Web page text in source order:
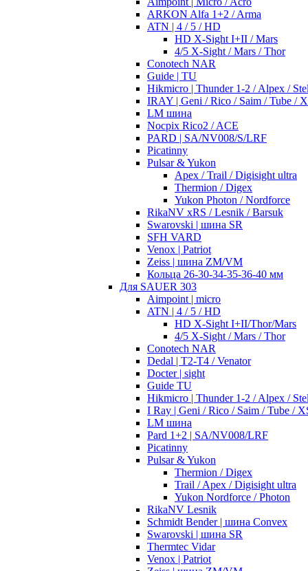
ARKON Alfa 1+2 / Arma
ATN | 4 / 5 / HD
HD X-Sight I+II / Mars
4/5 X-Sight / Mars / Thor
Conotech NAR
Guide | TU
Hikmicro | Thunder 1-2 / Alpex /
IRAY | Geni / Rico / Saim / Tube /
LM шина
Nocpix Rico2 / ACE
PARD | SA/NV008/S/LRF
Picatinny
Pulsar & Yukon
Apex / Trail / Digisight ultra
Thermion / Digex
Yukon Photon / Nordforce
RikaNV xRS / Lesnik / Barsuk
Swarovski | шина SR
SFH VARD
Venox | Patriot
Zeiss | шина ZM/VM
Кольца 26-30-34-35-36-40 мм
Для SAUER 303
Aimpoint | micro
ATN | 4 / 5 / HD
HD X-Sight I+II/Thor/Mars
4/5 X-Sight / Mars / Thor
Conotech NAR
Dedal | T2-T4 / Venator
Docter | sight
Guide TU
Hikmicro | Thunder 1-2 / Alpex /
I Ray | Geni / Rico / Saim / Tube /
LM шина
Pard 1+2 | SA/NV008/LRF
Picatinny
Pulsar & Yukon
Thermion / Digex
Trail / Apex / Digisight ultra
Yukon Nordforce / Photon
RikaNV Lesnik
Schmidt Bender | шина Convex
Swarovski | шина SR
Thermtec Vidar
Venox | Patriot